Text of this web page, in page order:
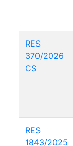
RES
370/2026
CS
RES
1843/2025